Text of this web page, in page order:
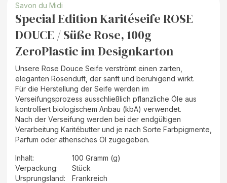
Savon du Midi
Special Edition Karitéseife ROSE
DOUCE / Süße Rose, 100g
ZeroPlastic im Designkarton
Unsere Rose Douce Seife verströmt einen zarten,
eleganten Rosenduft, der sanft und beruhigend wirkt.
Für die Herstellung der Seife werden im
Verseifungsprozess ausschließlich pflanzliche Öle aus
kontrolliert biologischem Anbau (kbA) verwendet.
Nach der Verseifung werden bei der endgültigen
Verarbeitung Karitébutter und je nach Sorte Farbpigmente,
Parfum oder ätherisches Öl zugegeben.
Inhalt:
100 Gramm (g)
Verpackung:
Stück
Ursprungsland:
Frankreich